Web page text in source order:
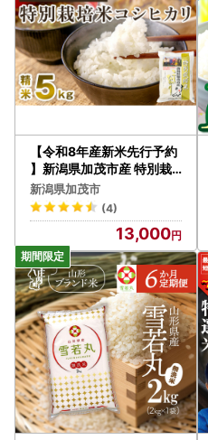
【令和8年産新米先行予約
】新潟県加茂市産 特別栽
培米コシヒカリ 精米5kg
《10月上旬～順次出荷》
（株）ライスグローワーズ
新潟県加茂市
(4)
13,000